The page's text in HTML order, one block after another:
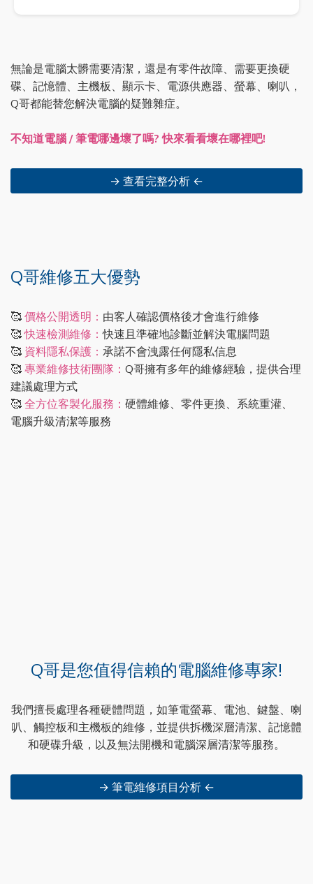
無論是電腦太髒需要清潔，還是有零件故障、需要更換硬
碟、記憶體、主機板、顯示卡、電源供應器、螢幕、喇叭，
Q哥都能替您解決電腦的疑難雜症。
不知道電腦 / 筆電哪邊壞了嗎? 快來看看壞在哪裡吧!
→ 查看完整分析 ←
Q哥維修五大優勢
🥰 價格公開透明： 由客人確認價格後才會進行維修
🥰快速檢測維修：快速且準確地診斷並解決電腦問題
🥰 資料隱私保護： 承諾不會洩露任何隱私信息
🥰 專業維修技術團隊： Q哥擁有多年的維修經驗，提供合理
建議處理方式
🥰 全方位客製化服務： 硬體維修、零件更換、系統重灌、
電腦升級清潔等服務
Q哥是您值得信賴的電腦維修專家!
我們擅長處理各種硬體問題，如筆電螢幕、電池、鍵盤、喇
叭、觸控板和主機板的維修，並提供拆機深層清潔、記憶體
和硬碟升級，以及無法開機和電腦深層清潔等服務。
→ 筆電維修項目分析 ←